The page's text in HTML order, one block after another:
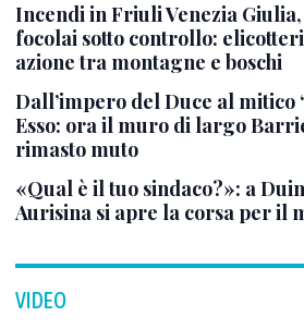
Incendi in Friuli Venezia
focolai sotto controllo:
azione tra montagne e boschi
Dall’impero del Duce al mitico
Esso: ora il muro di largo
rimasto muto
«Qual è il tuo sindaco?»: a
Aurisina si apre la corsa per il
VIDEO